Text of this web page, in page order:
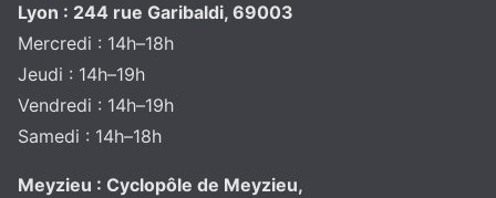
Lyon : 244 rue Garibaldi, 69003
Mercredi : 14h–18h
Jeudi : 14h–19h
Vendredi : 14h–19h
Samedi : 14h–18h
Meyzieu : Cyclopôle de Meyzieu,